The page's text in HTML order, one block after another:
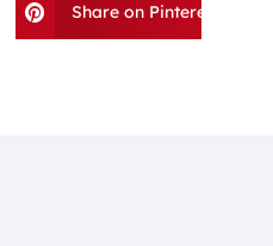
Share on Pinterest